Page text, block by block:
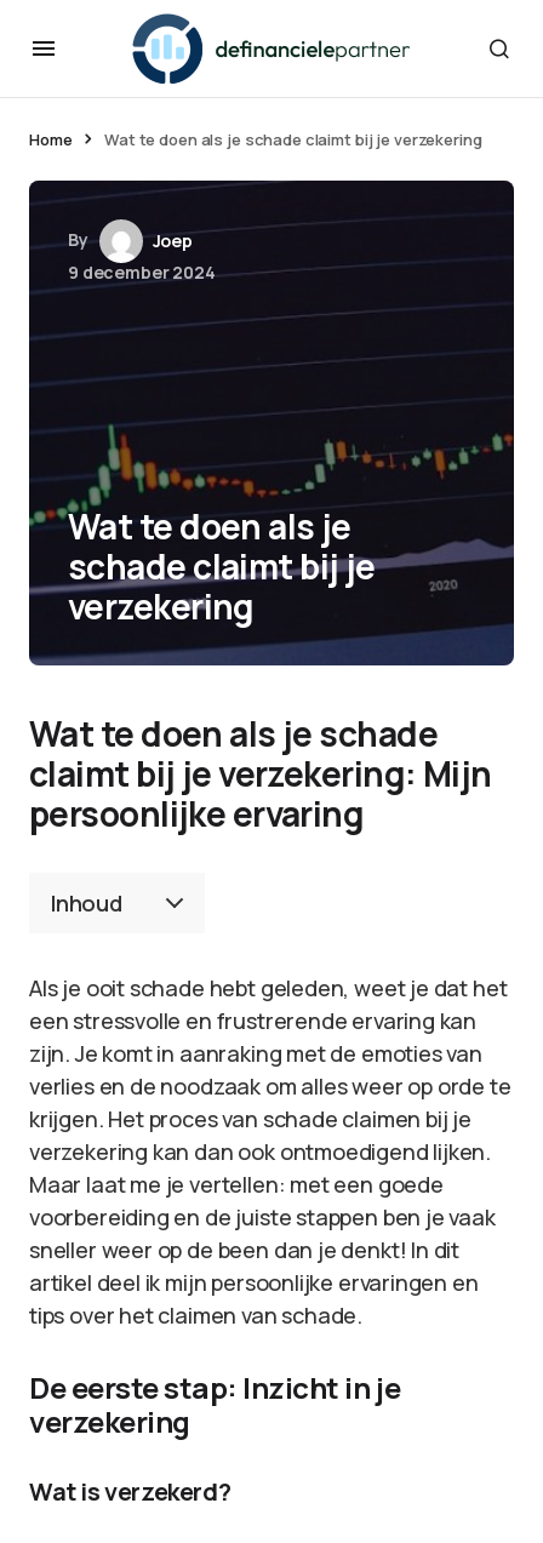
Home Wat te doen als je schade claimt bij je verzekering
By
Joep
9 december 2024
Wat te doen als je
schade claimt bij je
verzekering
Wat te doen als je schade
claimt bij je verzekering: Mijn
persoonlijke ervaring
Inhoud
Als je ooit schade hebt geleden, weet je dat het
een stressvolle en frustrerende ervaring kan
zijn. Je komt in aanraking met de emoties van
verlies en de noodzaak om alles weer op orde te
krijgen. Het proces van schade claimen bij je
verzekering kan dan ook ontmoedigend lijken.
Maar laat me je vertellen: met een goede
voorbereiding en de juiste stappen ben je vaak
sneller weer op de been dan je denkt! In dit
artikel deel ik mijn persoonlijke ervaringen en
tips over het claimen van schade.
De eerste stap: Inzicht in je
verzekering
Wat is verzekerd?